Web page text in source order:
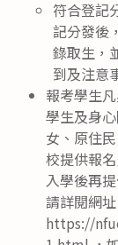
符合登記
記分發後
錄取生，
到及注意
報考學生
學生及身
女、原住
校提供報
入學後再
請詳閱網址
https://